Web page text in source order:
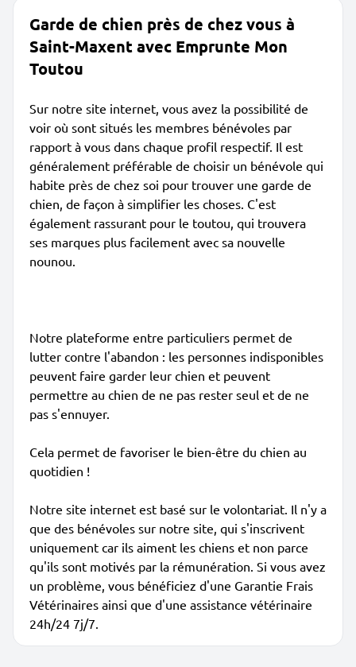
Garde de chien près de chez vous à
Saint-Maxent avec Emprunte Mon
Toutou
Sur notre site internet, vous avez la possibilité de
voir où sont situés les membres bénévoles par
rapport à vous dans chaque profil respectif. Il est
généralement préférable de choisir un bénévole qui
habite près de chez soi pour trouver une garde de
chien, de façon à simplifier les choses. C'est
également rassurant pour le toutou, qui trouvera
ses marques plus facilement avec sa nouvelle
nounou.
Notre plateforme entre particuliers permet de
lutter contre l'abandon : les personnes indisponibles
peuvent faire garder leur chien et peuvent
permettre au chien de ne pas rester seul et de ne
pas s'ennuyer.
Cela permet de favoriser le bien-être du chien au
quotidien !
Notre site internet est basé sur le volontariat. Il n'y a
que des bénévoles sur notre site, qui s'inscrivent
uniquement car ils aiment les chiens et non parce
qu'ils sont motivés par la rémunération. Si vous avez
un problème, vous bénéficiez d'une Garantie Frais
Vétérinaires ainsi que d'une assistance vétérinaire
24h/24 7j/7.